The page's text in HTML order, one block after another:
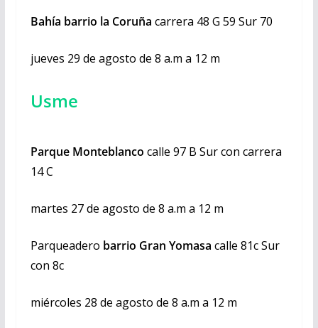
Bahía barrio la Coruña carrera 48 G 59 Sur 70
jueves 29 de agosto de 8 a.m a 12 m
Usme
Parque Monteblanco calle 97 B Sur con carrera
14 C
martes 27 de agosto de 8 a.m a 12 m
Parqueadero barrio Gran Yomasa calle 81c Sur
con 8c
miércoles 28 de agosto de 8 a.m a 12 m